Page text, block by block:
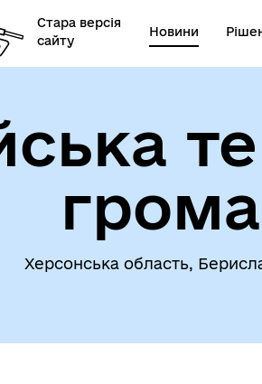
Стара версія
сайту
Новини
Херсонська область,